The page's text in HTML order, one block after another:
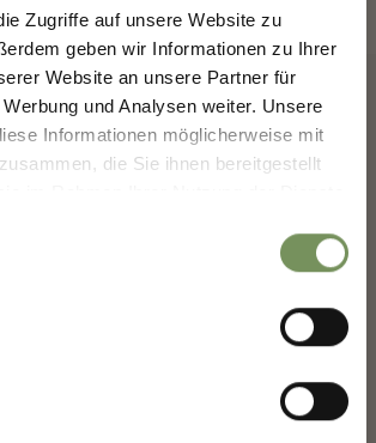
Zugriffe auf unsere Website zu
geben wir Informationen zu Ihrer
Website an unsere Partner für
und Analysen weiter. Unsere
Informationen möglicherweise mit
die Sie ihnen bereitgestellt
ZUKUNFT GESTALTEN —
GEMEINSAM.
zählt. Scannen, teilen, bewegen.